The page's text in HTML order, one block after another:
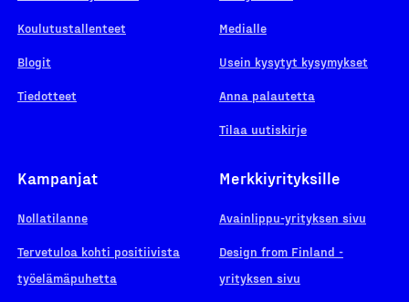
Koulutustallenteet
Blogit
Tiedotteet
Medialle
Usein kysytyt kysymykset
Anna palautetta
Tilaa uutiskirje
Kampanjat
Nollatilanne
Tervetuloa kohti positiivista
työelämäpuhetta
Merkkiyrityksille
Avainlippu-yrityksen sivu
Design from Finland -
yrityksen sivu